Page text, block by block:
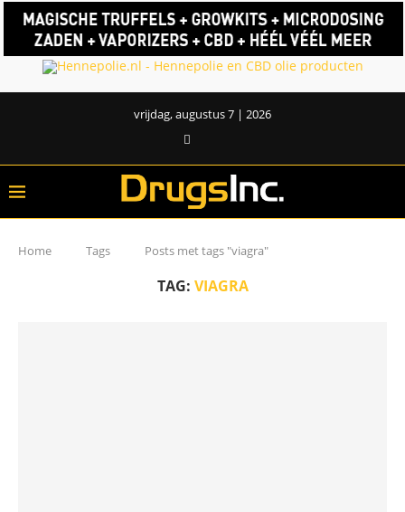
vrijdag, augustus 7 | 2026
Home Tags Posts met tags "viagra"
TAG: VIAGRA